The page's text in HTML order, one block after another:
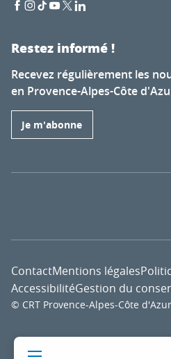
Restez informé !
Recevez régulièrement les
en Provence-Alpes-Côte
Je m'abonne
© CRT Provence-Alpes-Côte
ContactMentions légales
AccessibilitéGestion du